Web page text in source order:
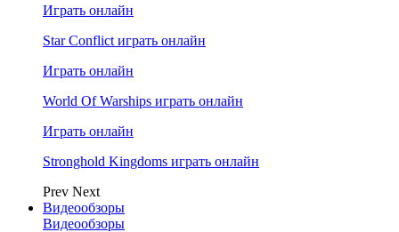
Играть онлайн
Star Conflict играть онлайн
Играть онлайн
World Of Warships играть онлайн
Играть онлайн
Stronghold Kingdoms играть онлайн
Prev Next
Видеообзоры
Видеообзоры